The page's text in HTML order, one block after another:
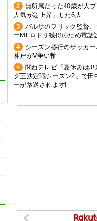
2
無所属だった40歳が大
人気が急上昇」した6人
3
バルサのフリック監督
ーMFロドリ獲得のため電話
4
シーズン移行のサッカ
神戸がV争い軸
4
関西テレビ「夏休みは
グ王決定戦シーズン2」で田
ーが放送されます!